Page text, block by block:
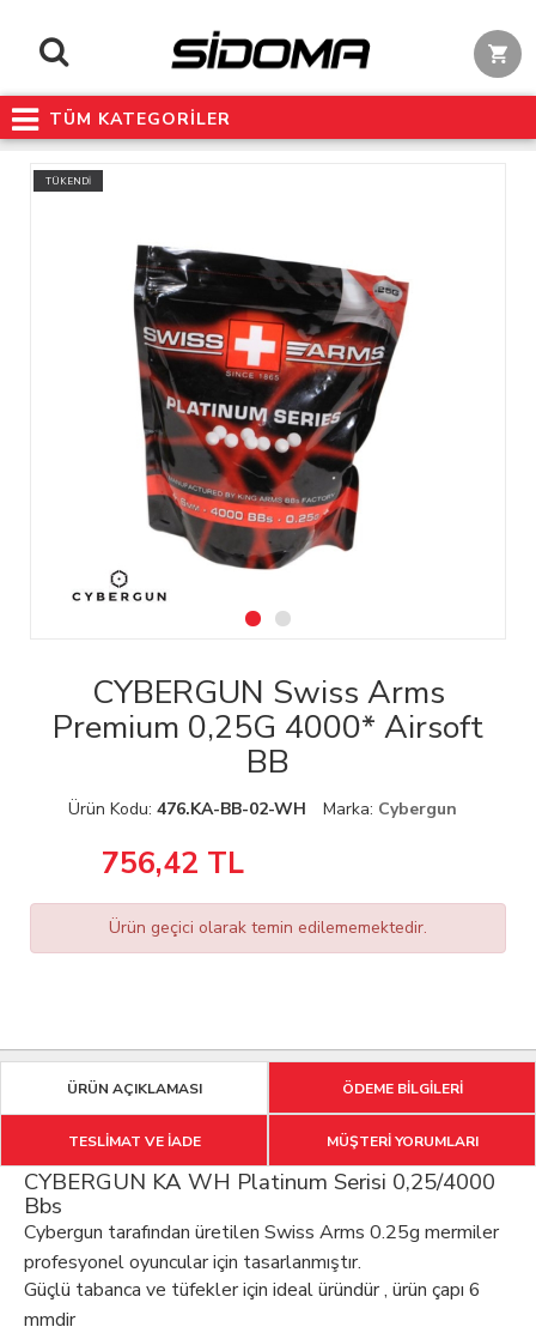
TÜM KATEGORİLER
TÜKENDİ
CYBERGUN Swiss Arms
Premium 0,25G 4000* Airsoft
BB
Ürün Kodu: 476.KA-BB-02-WH Marka: Cybergun
756,42 TL
Ürün geçici olarak temin edilememektedir.
ÜRÜN AÇIKLAMASI ÖDEME BİLGİLERİ
TESLİMAT VE İADE MÜŞTERİ YORUMLARI
CYBERGUN KA WH Platinum Serisi 0,25/4000
Bbs
Cybergun tarafından üretilen Swiss Arms 0.25g mermiler
profesyonel oyuncular için tasarlanmıştır.
Güçlü tabanca ve tüfekler için ideal üründür , ürün çapı 6
mmdir